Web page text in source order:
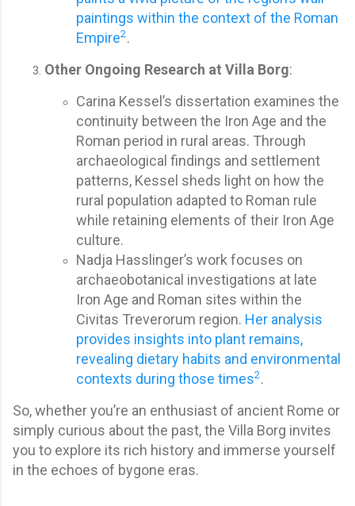
paintings within the context of the Roman
Empire2.
Other Ongoing Research at Villa Borg:
Carina Kessel’s dissertation examines the
continuity between the Iron Age and the
Roman period in rural areas. Through
archaeological findings and settlement
patterns, Kessel sheds light on how the
rural population adapted to Roman rule
while retaining elements of their Iron Age
culture.
Nadja Hasslinger’s work focuses on
archaeobotanical investigations at late
Iron Age and Roman sites within the
Civitas Treverorum region. Her analysis
provides insights into plant remains,
revealing dietary habits and environmental
contexts during those times2.
So, whether you’re an enthusiast of ancient Rome or
simply curious about the past, the Villa Borg invites
you to explore its rich history and immerse yourself
in the echoes of bygone eras.​